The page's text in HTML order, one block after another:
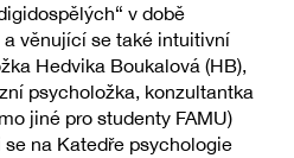
v době
věnující se také intuitivní
Hedvika Boukalová (HB),
psycholožka, konzultantka
jiné pro studenty FAMU)
na Katedře psychologie